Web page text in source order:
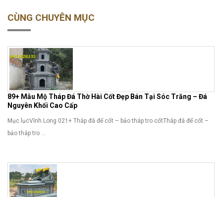
CÙNG CHUYÊN MỤC
89+ Mẫu Mộ Tháp Đá Thờ Hài Cốt Đẹp Bán Tại Sóc Trăng – Đá
Nguyên Khối Cao Cấp
Mục lụcVĩnh Long 021+ Tháp đá để cốt – bảo tháp tro cốtTháp đá để cốt –
bảo tháp tro ...